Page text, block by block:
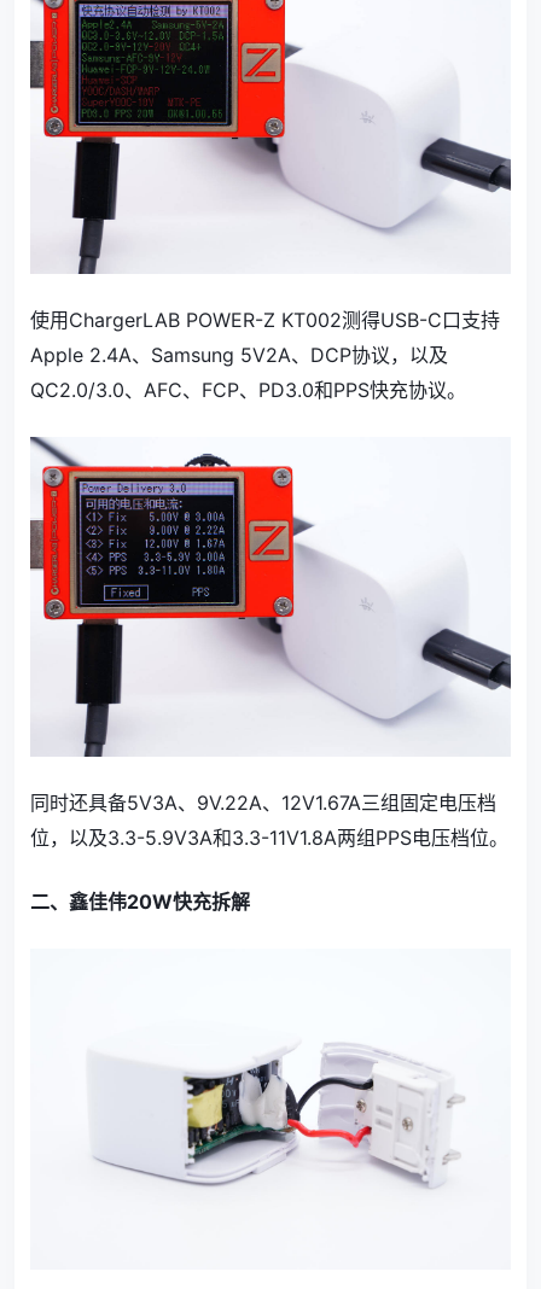
使用ChargerLAB POWER-Z KT002测得USB-C口支持
Apple 2.4A、Samsung 5V2A、DCP协议，以及
QC2.0/3.0、AFC、FCP、PD3.0和PPS快充协议。
同时还具备5V3A、9V.22A、12V1.67A三组固定电压档
位，以及3.3-5.9V3A和3.3-11V1.8A两组PPS电压档位。
二、鑫佳伟20W快充拆解